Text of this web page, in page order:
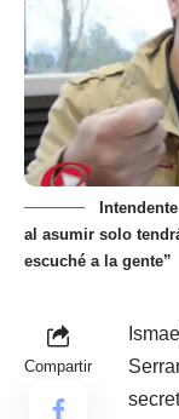
al asumir solo
escuché a la gente”
Compartir